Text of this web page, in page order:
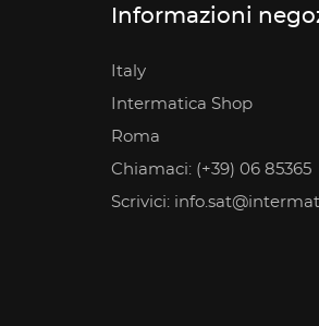
Informazioni
Italy
Intermatica Shop
Roma
Chiamaci: (+39) 06 85365
Scrivici: